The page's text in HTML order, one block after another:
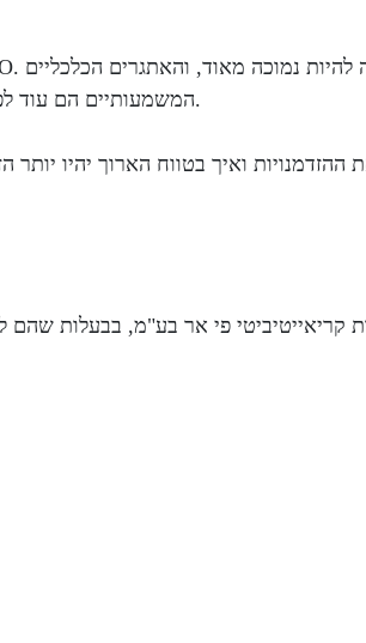
המשמעותיים הם עוד לפנינו. "ההשקעות במשק נעצרו וייעצרו, הזרים משקיעים פה פחות", מסביר הרצוג.
ואיך בטווח הארוך יהיו יותר
קריאייטיביטי פי אר בע"מ, בבעלות שהם